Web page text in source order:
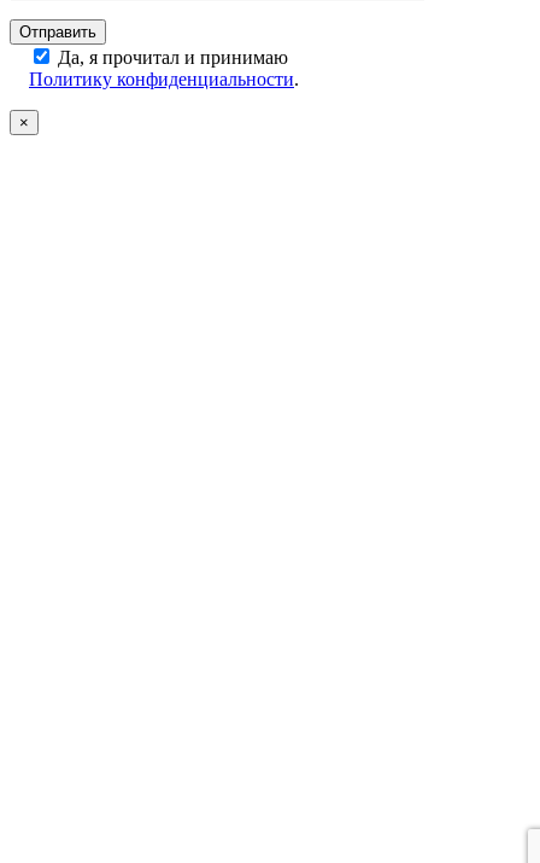
Да, я прочитал и принимаю
Политику конфиденциальности.
×